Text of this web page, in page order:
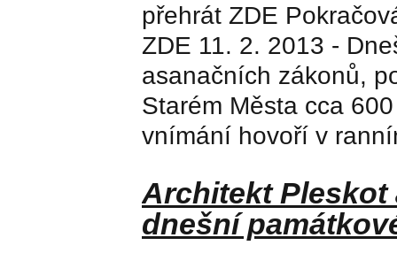
přehrát ZDE
ZDE 11. 2. 2013 -
asanačních zákonů,
Starém Města cca
vnímání hovoří v
Architekt Pleskot
dnešní